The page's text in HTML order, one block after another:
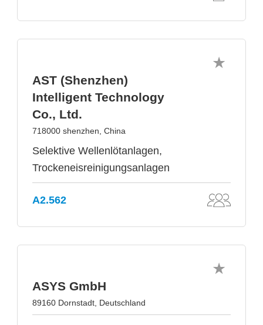
AST (Shenzhen)
Intelligent Technology
Co., Ltd.
718000 shenzhen, China
Selektive Wellenlötanlagen,
Trockeneisreinigungsanlagen
A2.562
ASYS GmbH
89160 Dornstadt, Deutschland